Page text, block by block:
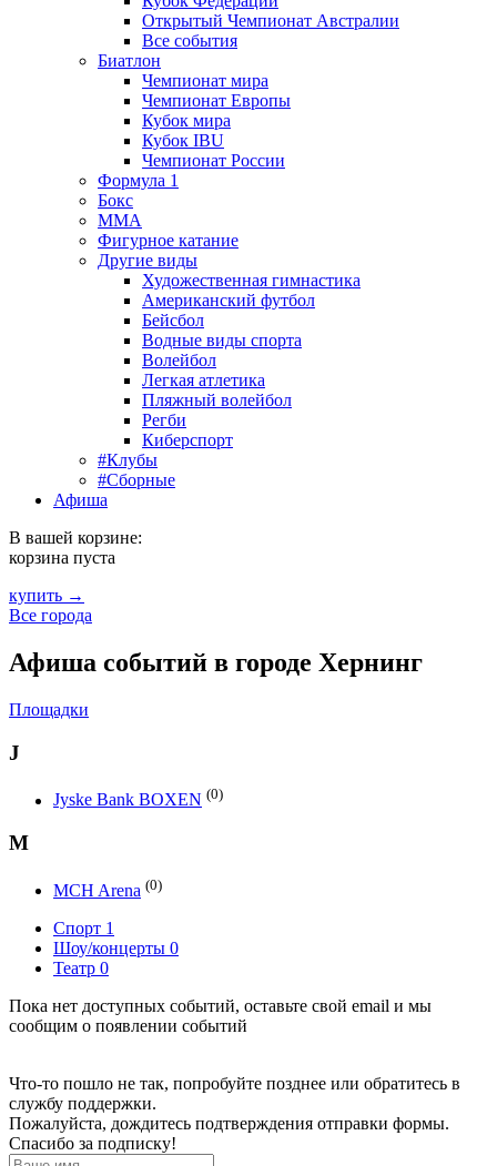
Открытый Чемпионат Австралии
Все события
Биатлон
Чемпионат мира
Чемпионат Европы
Кубок мира
Кубок IBU
Чемпионат России
Формула 1
Бокс
MMA
Фигурное катание
Другие виды
Художественная гимнастика
Американский футбол
Бейсбол
Водные виды спорта
Волейбол
Легкая атлетика
Пляжный волейбол
Регби
Киберспорт
#Клубы
#Сборные
Афиша
В вашей корзине:
корзина пуста
купить →
Все города
Афиша событий в городе Хернинг
Площадки
J
Jyske Bank BOXEN (0)
M
MCH Arena (0)
Спорт 1
Шоу/концерты 0
Театр 0
Пока нет доступных событий, оставьте свой email и мы
сообщим о появлении событий
Что-то пошло не так, попробуйте позднее или обратитесь в
службу поддержки.
Пожалуйста, дождитесь подтверждения отправки формы.
Спасибо за подписку!